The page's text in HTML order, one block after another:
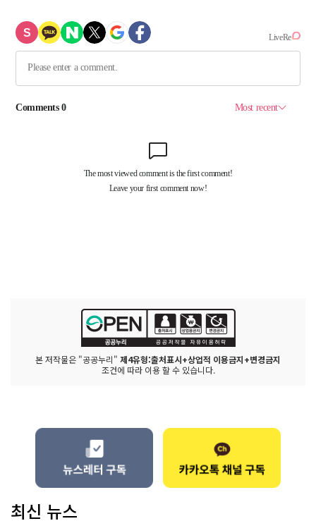
본 저작물은 "공공누리" 제4유형:출처표시+상업적 이용금지+변경금지
조건에 따라 이용 할 수 있습니다.
최신 뉴스